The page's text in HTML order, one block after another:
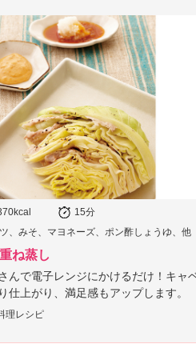
15分
、みそ、マヨネーズ、ポン酢しょうゆ、他
ね蒸し
んで電子レンジにかけるだけ！キャ
仕上がり、満足感もアップします。
理レシピ